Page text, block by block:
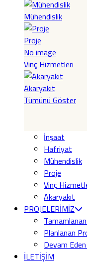
Mühendislik
Proje
No image
Vinç Hizmetleri
Akaryakıt
Tümünü Göster
İnşaat
Hafriyat
Mühendislik
Proje
Vinç
Akaryakıt
PROJELERİMİZ
Planlanan
Devam
İLETİŞİM